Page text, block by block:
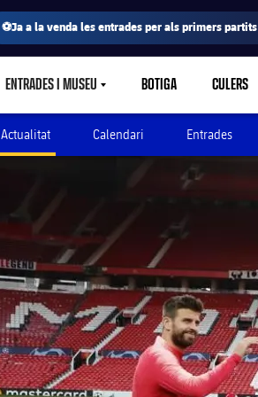
⚽Ja a la venda les entrades per als primers partits
ENTRADES I MUSEULABEL.SHARE.CARETDOWN
BOTIGA CULERS
Actualitat Calendari Entrades